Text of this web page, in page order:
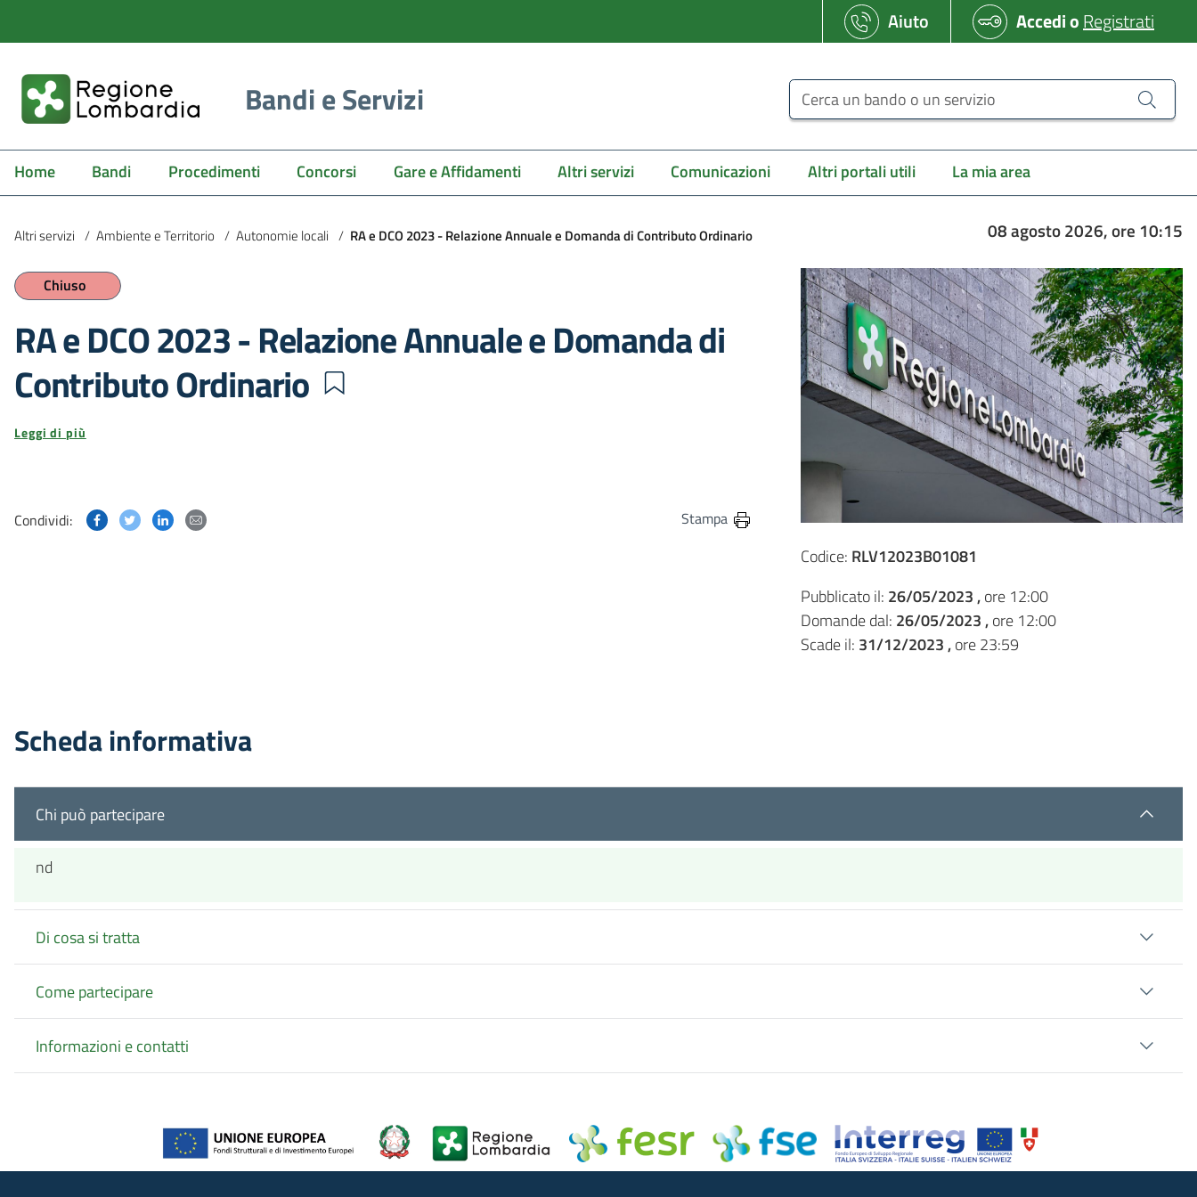
Aiuto AccedioRegistrati
Bandi e Servizi Cerca un bando o un servizio
Home Bandi Procedimenti Concorsi Gare e Affidamenti Altri servizi Comunicazioni Altri portali utili La mia area
Altri servizi / Ambiente e Territorio / Autonomie locali / RA e DCO 2023 - Relazione Annuale e Domanda di Contributo Ordinario 08 agosto 2026, ore 10:15
Chiuso
RA e DCO 2023 - Relazione Annuale e Domanda di
Contributo Ordinario
Leggi di più
Condividi: Condividi questa pagina su Facebook
Condividi questa pagina su Twitter
Condividi questa pagina su Linkedin Stampa
Codice: RLV12023B01081
Pubblicato il: 26/05/2023 ,ore 12:00
Domande dal: 26/05/2023 ,ore 12:00
Scade il: 31/12/2023 ,ore 23:59
Scheda informativa
Chi può partecipare
nd
Di cosa si tratta
Come partecipare
Informazioni e contatti